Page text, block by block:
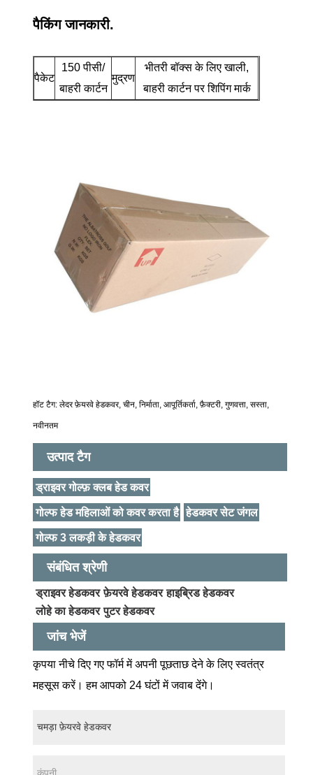
पैकिंग जानकारी.
पैकेट
150 पीसी/
बाहरी कार्टन
मुद्रण
भीतरी बॉक्स के लिए खाली,
बाहरी कार्टन पर शिपिंग मार्क
हॉट टैग: लेदर फ़ेयरवे हेडकवर, चीन, निर्माता, आपूर्तिकर्ता, फ़ैक्टरी, गुणवत्ता, सस्ता,
नवीनतम
उत्पाद टैग
ड्राइवर गोल्फ़ क्लब हेड कवर
गोल्फ हेड महिलाओं को कवर करता है हेडकवर सेट जंगल
गोल्फ 3 लकड़ी के हेडकवर
संबंधित श्रेणी
ड्राइवर हेडकवर फ़ेयरवे हेडकवर हाइब्रिड हेडकवर
लोहे का हेडकवर पुटर हेडकवर
जांच भेजें
कृपया नीचे दिए गए फॉर्म में अपनी पूछताछ देने के लिए स्वतंत्र
महसूस करें। हम आपको 24 घंटों में जवाब देंगे।